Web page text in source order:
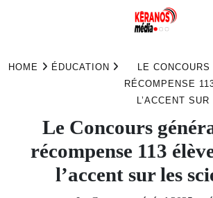
HOME ÉDUCATION
LE
RÉCOMPENSE
L’ACCENT
Le Concours
récompense 113
l’accent sur les